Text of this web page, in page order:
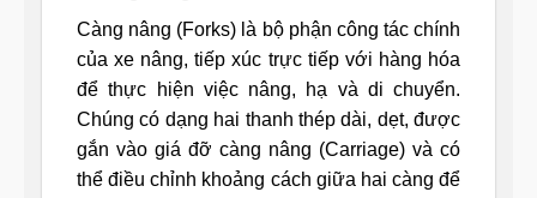
Càng nâng (Forks) là bộ phận công tác chính
của xe nâng, tiếp xúc trực tiếp với hàng hóa
để thực hiện việc nâng, hạ và di chuyển.
Chúng có dạng hai thanh thép dài, dẹt, được
gắn vào giá đỡ càng nâng (Carriage) và có
thể điều chỉnh khoảng cách giữa hai càng để